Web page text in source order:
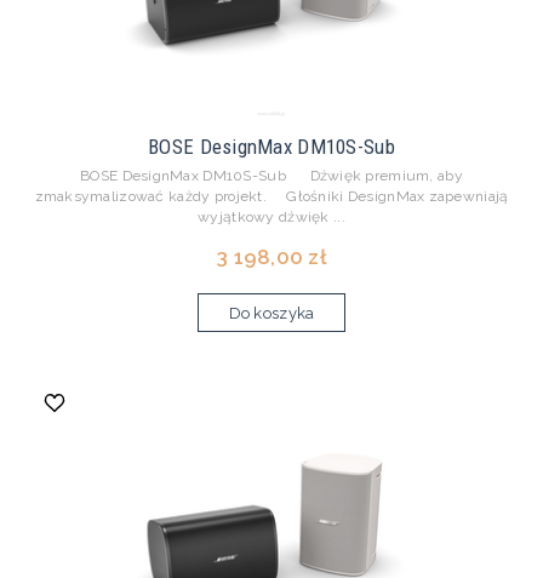
BOSE DesignMax DM10S-Sub
BOSE DesignMax DM10S-Sub Dźwięk premium, aby
zmaksymalizować każdy projekt. Głośniki DesignMax zapewniają
wyjątkowy dźwięk ...
3 198,00 zł
Do koszyka